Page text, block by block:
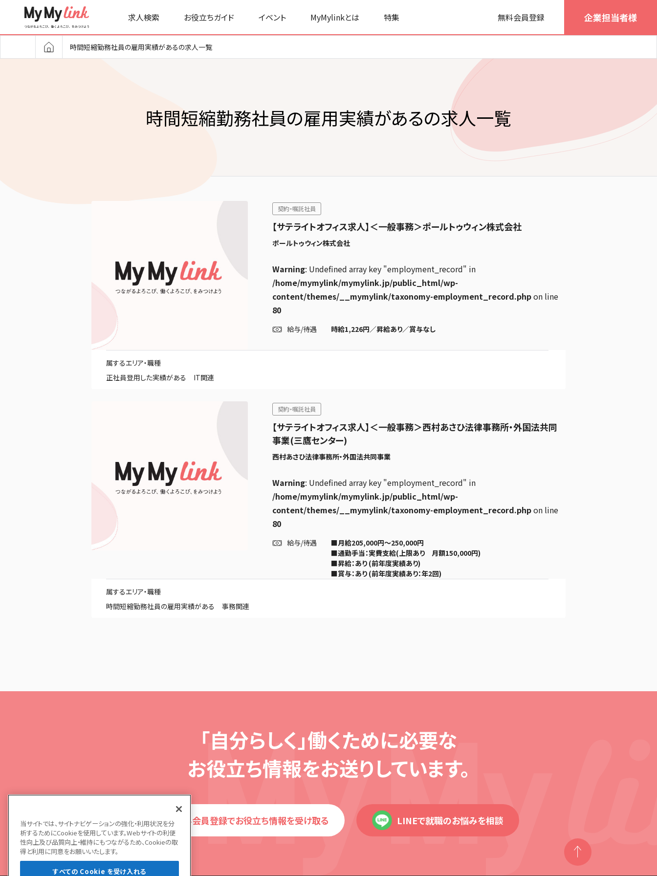
求人検索 お役立ちガイド イベント MyMylinkとは 特集 無料会員登録 企業担当者様
時間短縮勤務社員の雇用実績があるの求人一覧
時間短縮勤務社員の雇用実績があるの求人一覧
契約・嘱託社員
【サテライトオフィス求人】＜一般事務＞ポールトゥウィン株式会社
ポールトゥウィン株式会社
Warning: Undefined array key "employment_record" in
/home/mymylink/mymylink.jp/public_html/wp-
content/themes/__mymylink/taxonomy-employment_record.phpon line
80
給与/待遇 時給1,226円／昇給あり／賞与なし
属するエリア・職種
正社員登用した実績がある
IT関連
契約・嘱託社員
【サテライトオフィス求人】＜一般事務＞西村あさひ法律事務所・外国法共同
事業(三鷹センター)
西村あさひ法律事務所・外国法共同事業
Warning: Undefined array key "employment_record" in
/home/mymylink/mymylink.jp/public_html/wp-
content/themes/__mymylink/taxonomy-employment_record.phpon line
80
給与/待遇
■月給205,000円～250,000円
■通勤手当：実費支給(上限あり 月額150,000円)
■昇給：あり (前年度実績あり)
■賞与：あり (前年度実績あり：年2回)
属するエリア・職種
時間短縮勤務社員の雇用実績がある
事務関連
「自分らしく」働くために必要な
お役立ち情報をお送りしています。
無料会員登録でお役立ち情報を受け取る LINEで就職のお悩みを相談
当サイトでは、サイトナビゲーションの強化・利用状況を分
析するためにCookieを使用しています。Webサイトの利便
性向上及び品質向上・維持にもつながるため、Cookieの取
得と利用に同意をお願いいたします。
すべての Cookie を受け入れる